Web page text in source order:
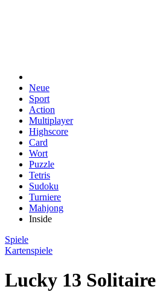
Neue
Sport
Action
Multiplayer
Highscore
Card
Wort
Puzzle
Tetris
Sudoku
Turniere
Mahjong
Inside
Spiele
Kartenspiele
Lucky 13 Solitaire